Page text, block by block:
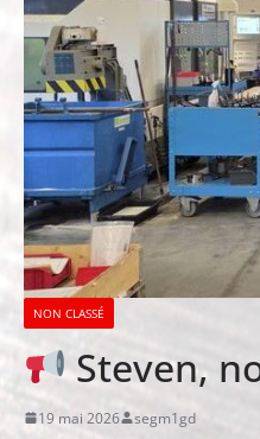
NON CLASSÉ
Steven,
19 mai 2026 segm1gd